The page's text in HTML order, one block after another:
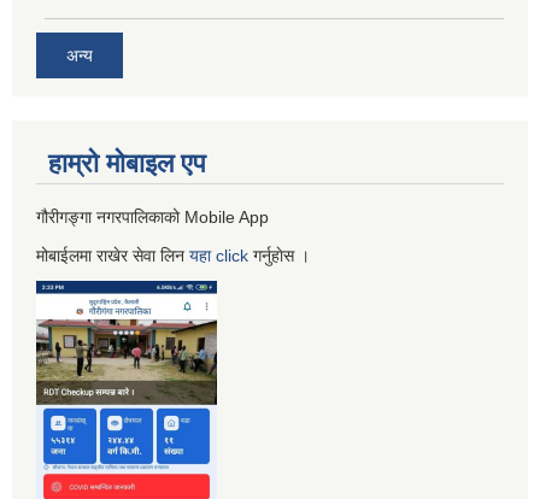
अन्य
हाम्रो माेबाइल एप
गौरीगङ्गा नगरपालिकाको Mobile App
मोबाईलमा राखेर सेवा लिन यहाclick गर्नुहाेस ।